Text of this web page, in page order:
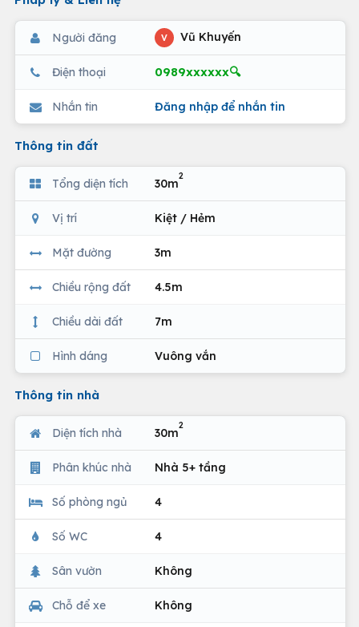
Người đăng V Vũ Khuyến
Điện thoại 0989xxxxxx🔍
Nhắn tin Đăng nhập để nhắn tin
Thông tin đất
Tổng diện tích 30m
2
Vị trí Kiệt / Hẻm
Mặt đường 3m
Chiều rộng đất 4.5m
Chiều dài đất 7m
Hình dáng Vuông vắn
Thông tin nhà
Diện tích nhà 30m
2
Phân khúc nhà Nhà 5+ tầng
Số phòng ngủ 4
Số WC 4
Sân vườn Không
Chỗ để xe Không